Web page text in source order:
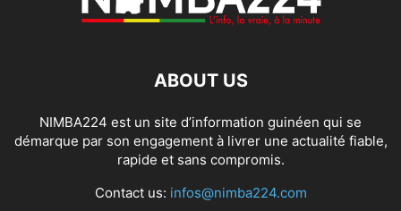
ABOUT US
NIMBA224 est un site d’information guinéen qui se
démarque par son engagement à livrer une actualité fiable,
rapide et sans compromis.
Contact us: infos@nimba224.com